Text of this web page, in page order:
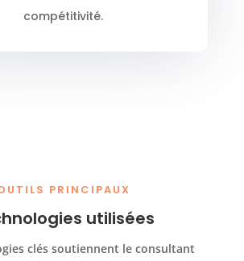
compétitivité.
PRINCIPAUX
utilisées
clés soutiennent le consultant